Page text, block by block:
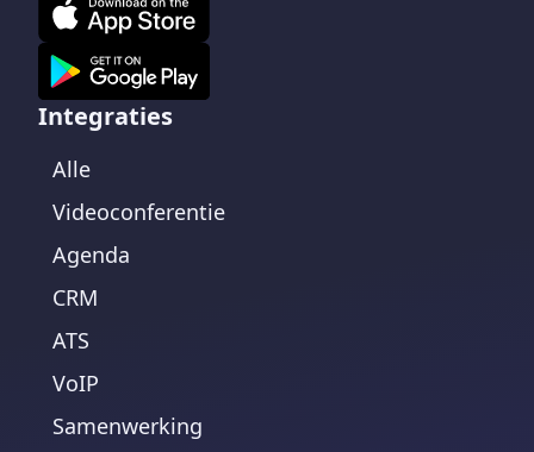
Integraties
Alle
Videoconferentie
Agenda
CRM
ATS
VoIP
Samenwerking